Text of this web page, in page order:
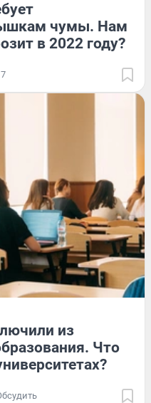
чумы. Нам
в 2022 году?
7
из
Что